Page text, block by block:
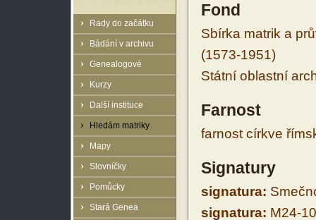
Rady do začátku
Bádání v archivu
Genealogové
Kurzy
Další instituce
Hledám matriky
Mapy
Slovníčky
Pomůcky
Stará Genea
Fond
Sbírka matrik a
(1573-1951)
Státní oblastní
Farnost
farnost církve
Signatury
signatura:
signatura: M24-